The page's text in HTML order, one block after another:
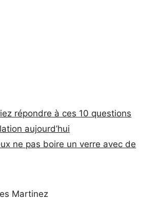
répondre à ces 10 questions
aujourd’hui
ne pas boire un verre avec de
Martinez